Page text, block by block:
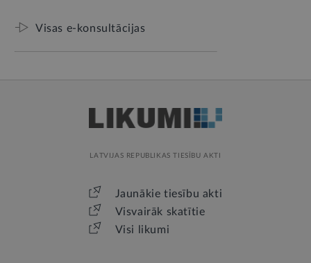
Visas e-konsultācijas
LATVIJAS REPUBLIKAS TIESĪBU AKTI
Jaunākie tiesību akti
Visvairāk skatītie
Visi likumi